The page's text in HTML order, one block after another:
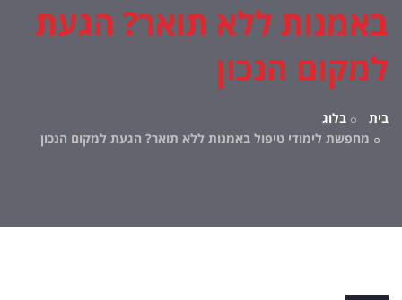
באמנות ללא תואר? הגעת
למקום הנכון
בית
בלוג
מחפשת לימודי טיפול באמנות ללא תואר? הגעת למקום הנכון